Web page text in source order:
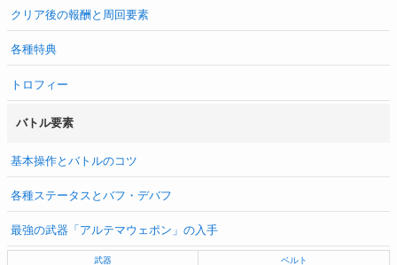
クリア後の報酬と周回要素
各種特典
トロフィー
バトル要素
基本操作とバトルのコツ
各種ステータスとバフ・デバフ
最強の武器「アルテマウェポン」の入手
武器 ベルト